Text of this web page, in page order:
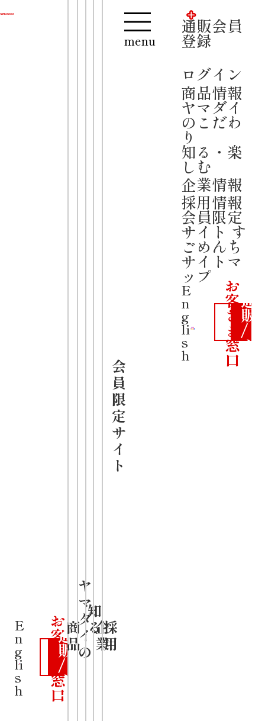
E
n
g
li
s
h
お
客
さ
ま
窓
口
式
通
販
/
カ
ー
ト
商
品
ヤ
マ
ダ
イ
の
知
る企
業
採
用
会
員
限
定
サ
イ
ト
menu
通販会員
登録
ログイン
商品情報
ヤマダイ
のこだわ
り
知る・楽
しむ
企業情報
採用情報
会員限定
サイト す
ごめんち
サイトマ
ップ
E
n
g
li
s
h
お
客
さ
ま
窓
口
通
販
/
カ
通販会員登録 ログイン
【夏季休業のお知らせ】
誠に勝手ながら、2026年8月13日(木)
～16日(日)までお休みをさせていただ
お問い合わせや公式通販は、8月17日
(月)より順次対応をさせていただきま
ご迷惑をおかけいたしますが、何卒ご
了承くださいますようお願い申し上げ
ご当地シリー
ズ
飛騨高山中華そば
ラーメン
細麺
しょうゆ
・細ちぢれ麺と魚介
の効いたスープが特
長
・具材にはレトルト